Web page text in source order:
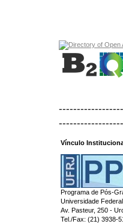
Vínculo
Programa de Pós-
Universidade
Av. Pasteur, 250 -
Tel./Fax: (21) 3938-